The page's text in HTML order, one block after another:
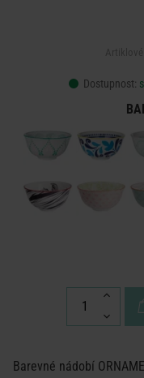
Dostupnost:
Barevné nádobí